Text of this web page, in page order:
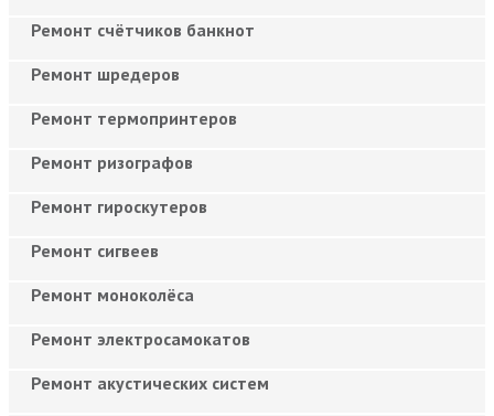
Ремонт счётчиков банкнот
Ремонт шредеров
Ремонт термопринтеров
Ремонт ризографов
Ремонт гироскутеров
Ремонт сигвеев
Ремонт моноколёса
Ремонт электросамокатов
Ремонт акустических систем